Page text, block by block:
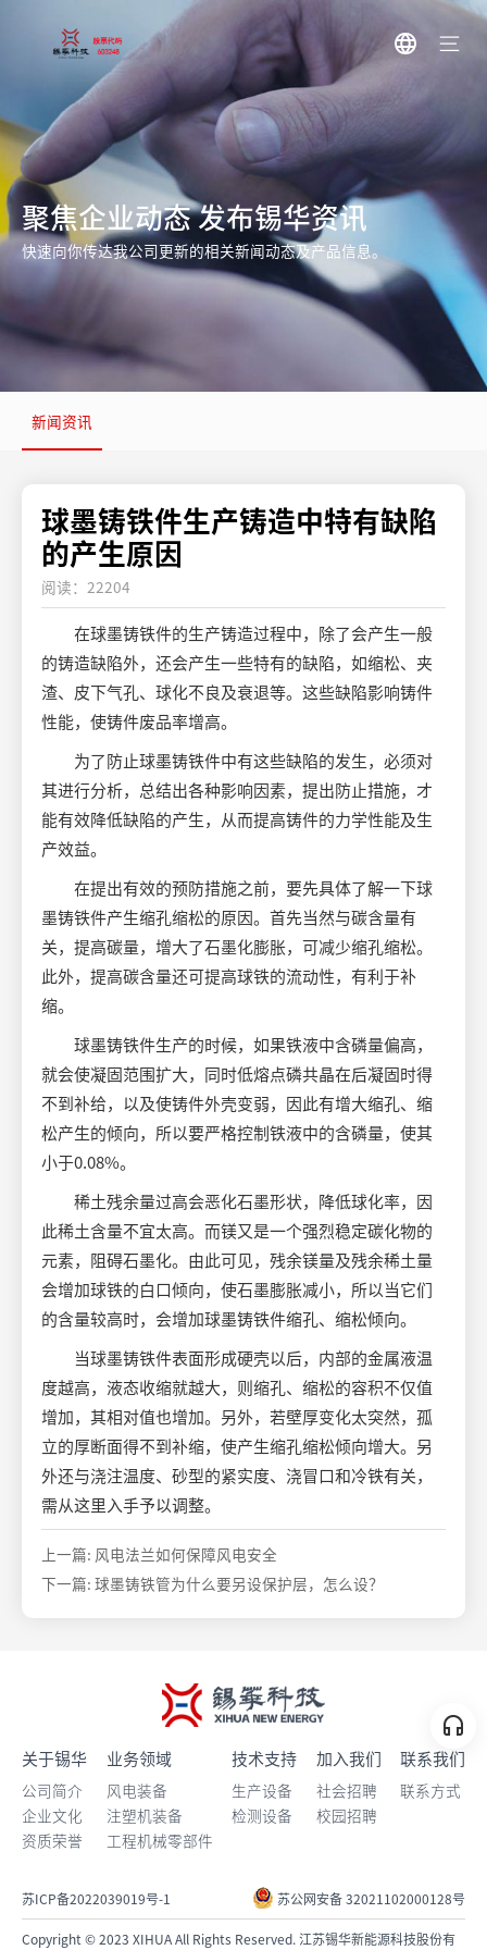
聚焦企业动态 发布锡华资讯
快速向你传达我公司更新的相关新闻动态及产品信息。
新闻资讯
球墨铸铁件生产铸造中特有缺陷
的产生原因
阅读：22204
在球墨铸铁件的生产铸造过程中，除了会产生一般
的铸造缺陷外，还会产生一些特有的缺陷，如缩松、夹
渣、皮下气孔、球化不良及衰退等。这些缺陷影响铸件
性能，使铸件废品率增高。
为了防止球墨铸铁件中有这些缺陷的发生，必须对
其进行分析，总结出各种影响因素，提出防止措施，才
能有效降低缺陷的产生，从而提高铸件的力学性能及生
产效益。
在提出有效的预防措施之前，要先具体了解一下球
墨铸铁件产生缩孔缩松的原因。首先当然与碳含量有
关，提高碳量，增大了石墨化膨胀，可减少缩孔缩松。
此外，提高碳含量还可提高球铁的流动性，有利于补
缩。
球墨铸铁件生产的时候，如果铁液中含磷量偏高，
就会使凝固范围扩大，同时低熔点磷共晶在后凝固时得
不到补给，以及使铸件外壳变弱，因此有增大缩孔、缩
松产生的倾向，所以要严格控制铁液中的含磷量，使其
小于0.08%。
稀土残余量过高会恶化石墨形状，降低球化率，因
此稀土含量不宜太高。而镁又是一个强烈稳定碳化物的
元素，阻碍石墨化。由此可见，残余镁量及残余稀土量
会增加球铁的白口倾向，使石墨膨胀减小，所以当它们
的含量较高时，会增加球墨铸铁件缩孔、缩松倾向。
当球墨铸铁件表面形成硬壳以后，内部的金属液温
度越高，液态收缩就越大，则缩孔、缩松的容积不仅值
增加，其相对值也增加。另外，若壁厚变化太突然，孤
立的厚断面得不到补缩，使产生缩孔缩松倾向增大。另
外还与浇注温度、砂型的紧实度、浇冒口和冷铁有关，
需从这里入手予以调整。
上一篇: 风电法兰如何保障风电安全
下一篇: 球墨铸铁管为什么要另设保护层，怎么设？
关于锡华
公司简介
企业文化
资质荣誉
业务领域
风电装备
注塑机装备
工程机械零部件
技术支持
生产设备
检测设备
加入我们
社会招聘
校园招聘
联系我们
联系方式
苏ICP备2022039019号-1 苏公网安备 32021102000128号
Copyright © 2023 XIHUA All Rights Reserved. 江苏锡华新能源科技股份有